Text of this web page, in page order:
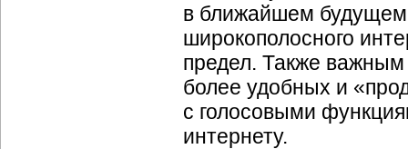
в ближайшем
широкополосного
предел. Также важным
более удобных и
с голосовыми
интернету.